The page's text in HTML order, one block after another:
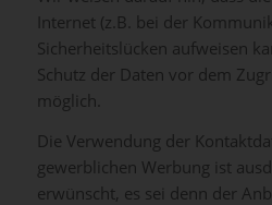
Internet (z.B. bei der
Sicherheitslücken aufweisen
Schutz der Daten vor dem
möglich.
Die Verwendung der
gewerblichen Werbung ist
erwünscht, es sei denn der